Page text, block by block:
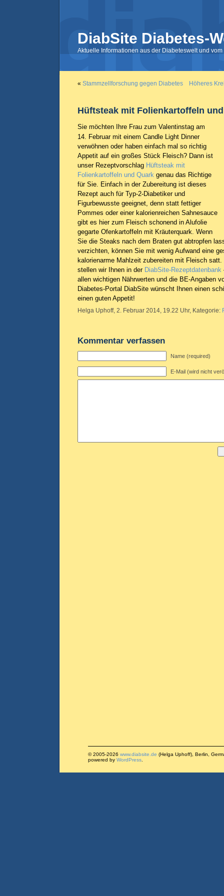
DiabSite Diabetes-
Aktuelle Informationen aus der Diabeteswelt und
« Stammzellforschung gegen Diabetes Höheres
Hüftsteak mit Folienkartoffeln
Sie möchten Ihre Frau zum Valentinstag am
14. Februar mit einem Candle Light Dinner
verwöhnen oder haben einfach mal so richtig
Appetit auf ein großes Stück Fleisch? Dann ist
unser Rezeptvorschlag Hüftsteak mit
Folienkartoffeln und Quark genau das Richtige
für Sie. Einfach in der Zubereitung ist dieses
Rezept auch für Typ-2-Diabetiker und
Figurbewusste geeignet, denn statt fettiger
Pommes oder einer kalorienreichen Sahnesauce
gibt es hier zum Fleisch schonend in Alufolie
gegarte Ofenkartoffeln mit Kräuterquark. Wenn
Sie die Steaks nach dem Braten gut abtropfen
verzichten, können Sie mit wenig Aufwand eine
kalorienarme Mahlzeit zubereiten mit Fleisch
stellen wir Ihnen in der DiabSite-Rezeptdatenbank
allen wichtigen Nährwerten und die BE-Angaben
Diabetes-Portal DiabSite wünscht Ihnen einen
einen guten Appetit!
Helga Uphoff, 2. Februar 2014, 19.22 Uhr, Kategorie:
Kommentar verfassen
Name (required)
E-Mail (wird nicht
© 2005-2026 www.diabsite.de (Helga Uphoff), Berlin,
powered by WordPress.